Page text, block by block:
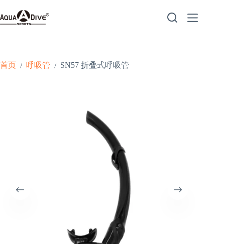
至
内
首页 / 呼吸管 / SN57 折叠式呼吸管